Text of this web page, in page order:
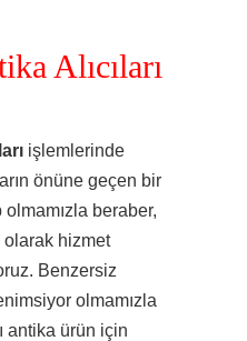
Alıcıları
işlemlerinde
önüne geçen bir
beraber,
olarak hizmet
Benzersiz
olmamızla
antika ürün için